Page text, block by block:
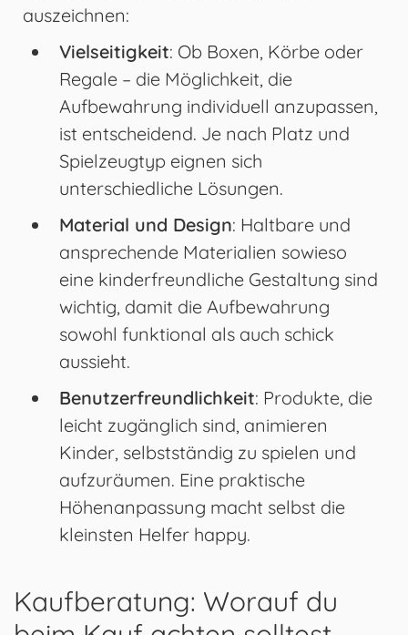
auszeichnen:
Vielseitigkeit: Ob Boxen, Körbe oder
Regale – die Möglichkeit, die
Aufbewahrung individuell anzupassen,
ist entscheidend. Je nach Platz und
Spielzeugtyp eignen sich
unterschiedliche Lösungen.
Material und Design: Haltbare und
ansprechende Materialien sowieso
eine kinderfreundliche Gestaltung sind
wichtig, damit die Aufbewahrung
sowohl funktional als auch schick
aussieht.
Benutzerfreundlichkeit: Produkte, die
leicht zugänglich sind, animieren
Kinder, selbstständig zu spielen und
aufzuräumen. Eine praktische
Höhenanpassung macht selbst die
kleinsten Helfer happy.
Kaufberatung: Worauf du